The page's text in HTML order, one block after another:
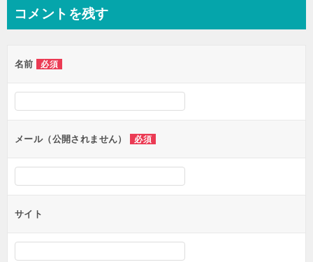
ビ
ー
シ
ョ
ン
コメントを残す
名前 必須
メール（公開されません） 必須
サイト